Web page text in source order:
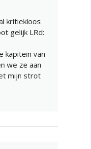
kritiekloos
gelijk LRd:
kapitein van
we ze aan
mijn strot